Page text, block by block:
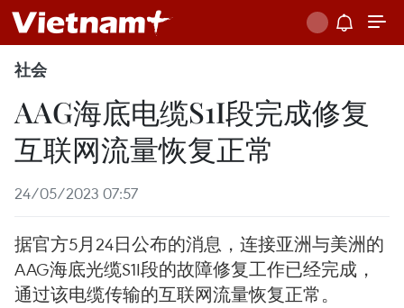
社会
AAG海底电缆S1I段完成修复
互联网流量恢复正常
24/05/2023 07:57
据官方5月24日公布的消息，连接亚洲与美洲的
AAG海底光缆S1I段的故障修复工作已经完成，
通过该电缆传输的互联网流量恢复正常。